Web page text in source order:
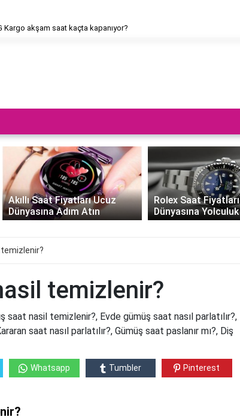
Kargo akşam saat kaçta kapanıyor?
Akıllı Saat Fiyatları Ucuz
Dünyasına Adım Atın
Rolex Saat Fiyatları
Dünyasına Yolculuk
temizlenir?
saat nasil temizlenir?, Evde gümüş saat nasıl parlatılır?,
saat nasıl parlatılır?, Gümüş saat paslanır mı?, Diş
Whatsapp Tumbler Pinterest